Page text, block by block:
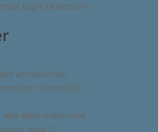
Eagle Drivetrain-
anmeldelser.
“Sram S100
blive publiceret.
med *